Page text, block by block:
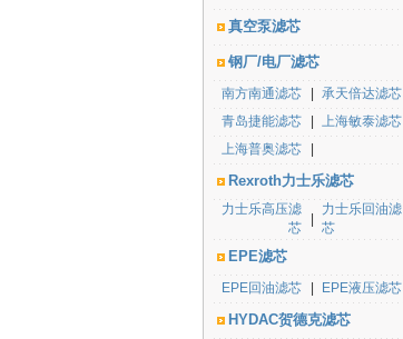
真空泵滤芯
钢厂/电厂滤芯
南方南通滤芯
承天倍达滤芯
青岛捷能滤芯
上海敏泰滤芯
上海普奥滤芯
Rexroth力士乐滤芯
力士乐高压滤
芯
力士乐回油滤
芯
EPE滤芯
EPE回油滤芯 EPE液压滤芯
HYDAC贺德克滤芯